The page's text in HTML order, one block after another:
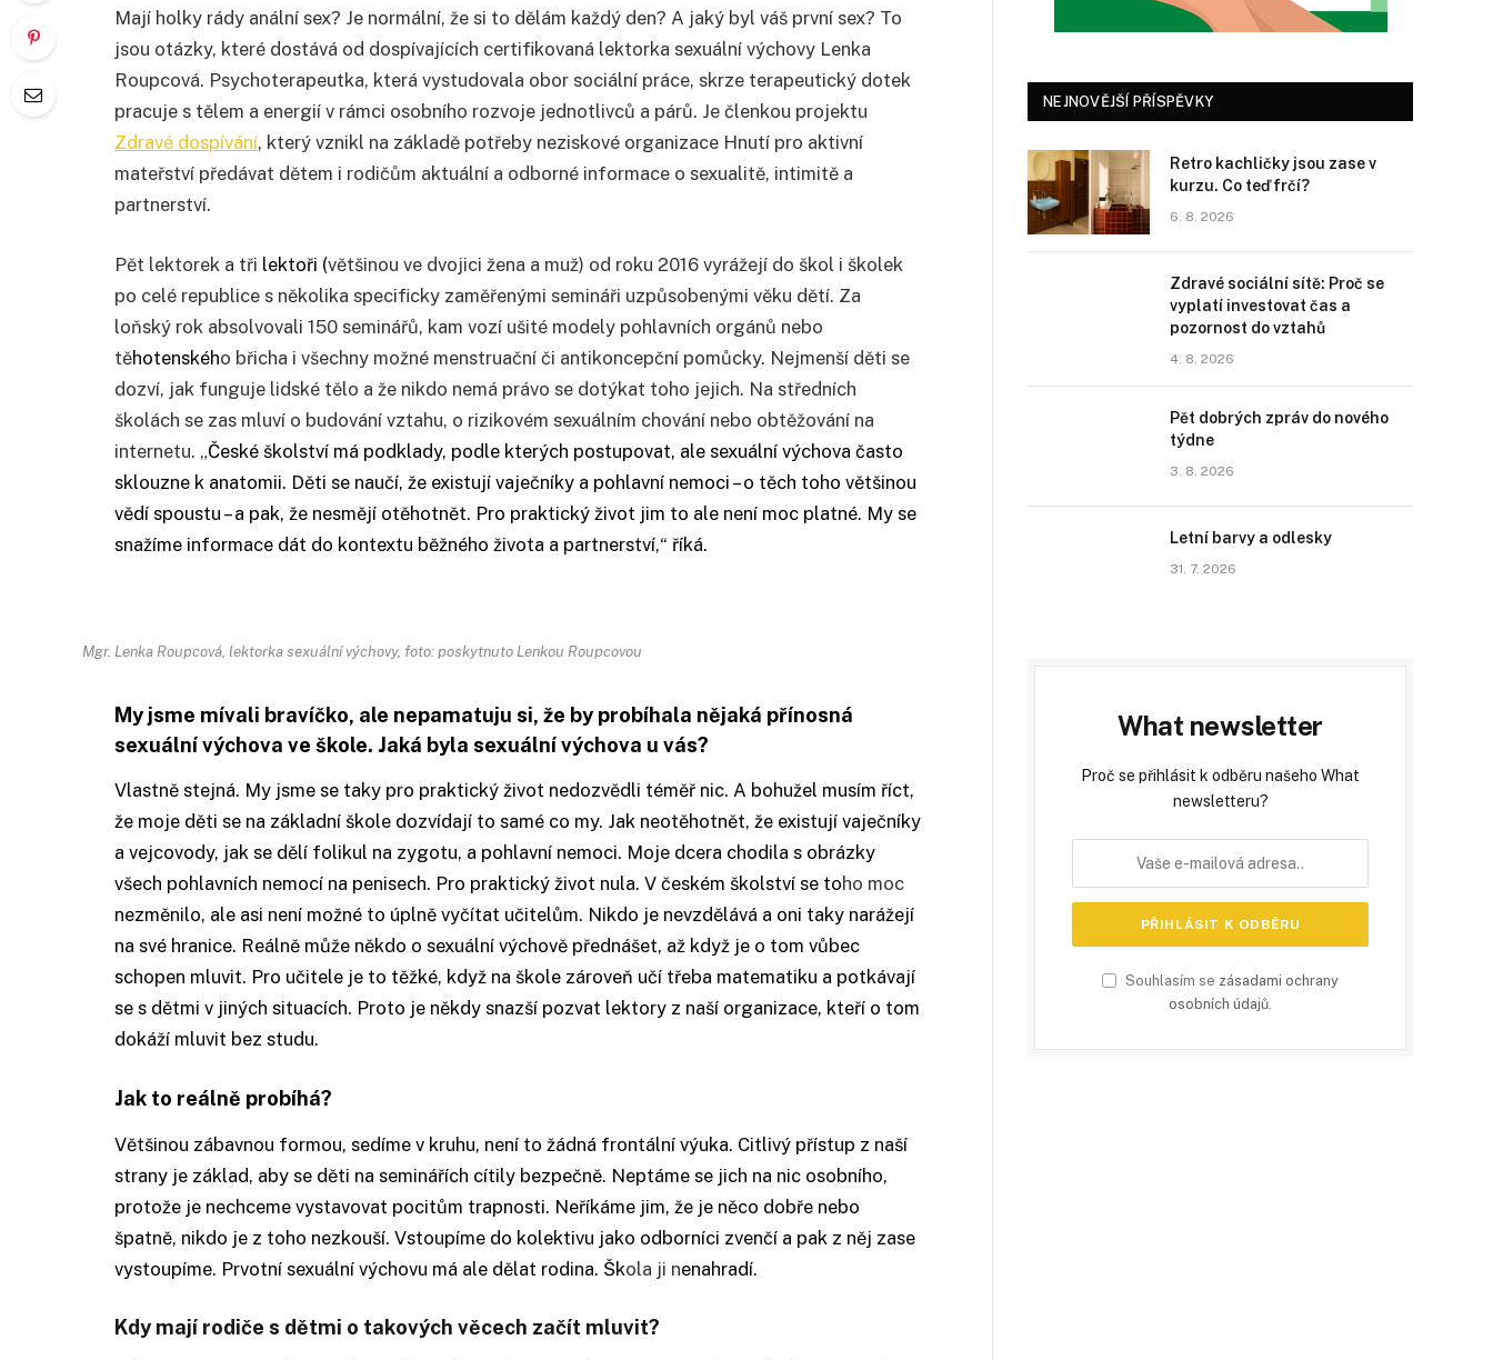
Mají holky rády anální sex? Je normální, že si to dělám každý den? A jaký byl váš první sex? To
jsou otázky, které dostává od dospívajících certifikovaná lektorka sexuální výchovy Lenka
Roupcová. Psychoterapeutka, která vystudovala obor sociální práce, skrze terapeutický dotek
pracuje s tělem a energií v rámci osobního rozvoje jednotlivců a párů. Je členkou projektu
Zdravé dospívání, který vznikl na základě potřeby neziskové organizace Hnutí pro aktivní
mateřství předávat dětem i rodičům aktuální a odborné informace o sexualitě, intimitě a
partnerství.
Pět lektorek a tři lektoři (většinou ve dvojici žena a muž) od roku 2016 vyrážejí do škol i školek
po celé republice s několika specificky zaměřenými semináři uzpůsobenými věku dětí. Za
loňský rok absolvovali 150 seminářů, kam vozí ušité modely pohlavních orgánů nebo
těhotenského břicha i všechny možné menstruační či antikoncepční pomůcky. Nejmenší děti se
dozví, jak funguje lidské tělo a že nikdo nemá právo se dotýkat toho jejich. Na středních
školách se zas mluví o budování vztahu, o rizikovém sexuálním chování nebo obtěžování na
internetu. „České školství má podklady, podle kterých postupovat, ale sexuální výchova často
sklouzne k anatomii. Děti se naučí, že existují vaječníky a pohlavní nemoci – o těch toho většinou
vědí spoustu – a pak, že nesmějí otěhotnět. Pro praktický život jim to ale není moc platné. My se
snažíme informace dát do kontextu běžného života a partnerství,“ říká.
Mgr. Lenka Roupcová, lektorka sexuální výchovy, foto: poskytnuto Lenkou Roupcovou
My jsme mívali bravíčko, ale nepamatuju si, že by probíhala nějaká přínosná
sexuální výchova ve škole. Jaká byla sexuální výchova u vás?
Vlastně stejná. My jsme se taky pro praktický život nedozvědli téměř nic. A bohužel musím říct,
že moje děti se na základní škole dozvídají to samé co my. Jak neotěhotnět, že existují vaječníky
a vejcovody, jak se dělí folikul na zygotu, a pohlavní nemoci. Moje dcera chodila s obrázky
všech pohlavních nemocí na penisech. Pro praktický život nula. V českém školství se toho moc
nezměnilo, ale asi není možné to úplně vyčítat učitelům. Nikdo je nevzdělává a oni taky narážejí
na své hranice. Reálně může někdo o sexuální výchově přednášet, až když je o tom vůbec
schopen mluvit. Pro učitele je to těžké, když na škole zároveň učí třeba matematiku a potkávají
se s dětmi v jiných situacích. Proto je někdy snazší pozvat lektory z naší organizace, kteří o tom
dokáží mluvit bez studu.
Jak to reálně probíhá?
Většinou zábavnou formou, sedíme v kruhu, není to žádná frontální výuka. Citlivý přístup z naší
strany je základ, aby se děti na seminářích cítily bezpečně. Neptáme se jich na nic osobního,
protože je nechceme vystavovat pocitům trapnosti. Neříkáme jim, že je něco dobře nebo
špatně, nikdo je z toho nezkouší. Vstoupíme do kolektivu jako odborníci zvenčí a pak z něj zase
vystoupíme. Prvotní sexuální výchovu má ale dělat rodina. Škola ji nenahradí.
Kdy mají rodiče s dětmi o takových věcech začít mluvit?
NEJNOVĚJŠÍ PŘÍSPĚVKY
Retro kachličky jsou zase v
kurzu. Co teď frčí?
6. 8. 2026
Zdravé sociální sítě: Proč se
vyplatí investovat čas a
pozornost do vztahů
4. 8. 2026
Pět dobrých zpráv do nového
týdne
3. 8. 2026
Letní barvy a odlesky
31. 7. 2026
What newsletter
Proč se přihlásit k odběru našeho What
newsletteru?
Souhlasím se zásadami ochrany
osobních údajů